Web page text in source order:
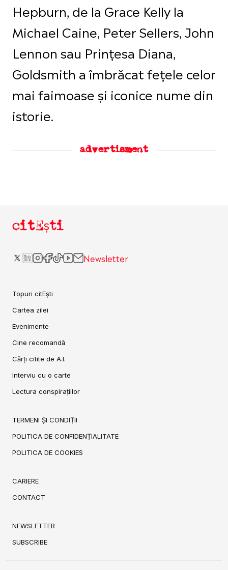
Hepburn, de la Grace Kelly la
Michael Caine, Peter Sellers, John
Lennon sau Prințesa Diana,
Goldsmith a îmbrăcat fețele celor
mai faimoase și iconice nume din
istorie.
advertisment
citEști
Newsletter
Topuri citEști
Cartea zilei
Evenimente
Cine recomandă
Cărți citite de A.I.
Interviu cu o carte
Lectura conspirațiilor
TERMENI ȘI CONDIȚII
POLITICA DE CONFIDENȚIALITATE
POLITICA DE COOKIES
CARIERE
CONTACT
NEWSLETTER
SUBSCRIBE